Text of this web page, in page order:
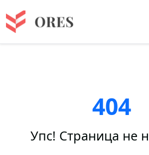
404
Упс! Страница не